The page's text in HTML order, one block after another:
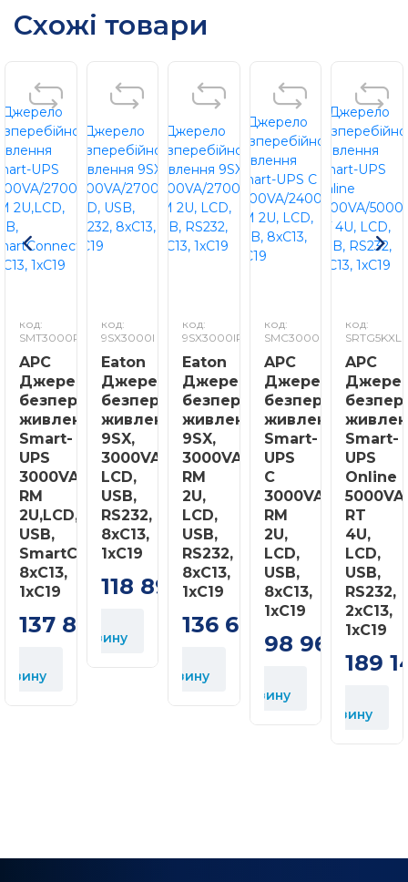
Схожі товари
код:
SMT3000RMI2UC
APC
Джерело
безперебійного
живлення
Smart-
UPS
3000VA/2700W,
RM
2U,LCD,
USB,
SmartConnect,
8xC13,
1xC19
137 849
код:
9SX3000I
Eaton
Джерело
безперебійного
живлення
9SX,
3000VA/2700W,
LCD,
USB,
RS232,
8xC13,
1xC19
118 896
грн
У
корзину
код:
9SX3000IR
Eaton
Джерело
безперебійного
живлення
9SX,
3000VA/2700W,
RM
2U,
LCD,
USB,
RS232,
8xC13,
1xC19
136 697
корзину
код:
SMC3000RMI2U
APC
Джерело
безперебійного
живлення
Smart-
UPS
C
3000VA/2400W,
RM
2U,
LCD,
USB,
8xC13,
1xC19
98 960
корзину
код:
SRTG5KXLI
APC
Smart-
UPS
Online
RT
4U,
LCD,
USB,
RS232,
2xC13,
1xC19
189
корзину